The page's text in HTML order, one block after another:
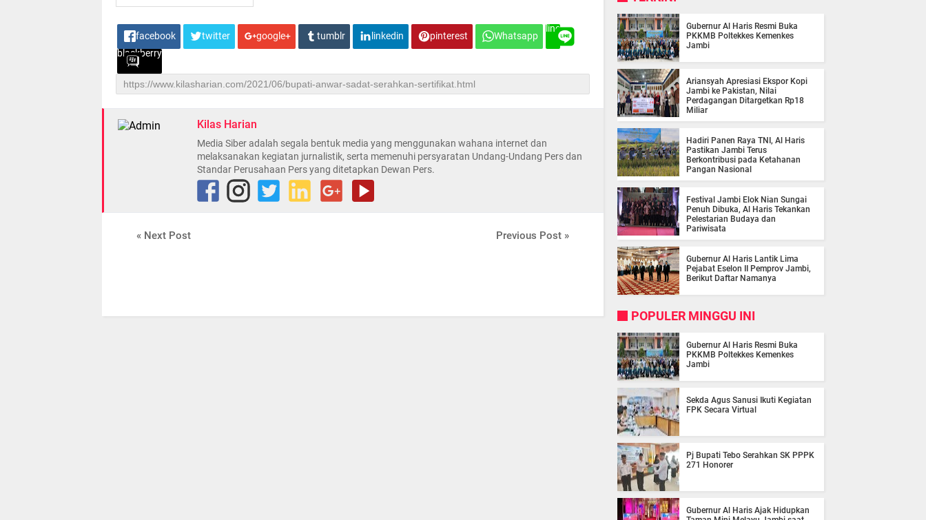
facebook twitter google+ tumblr linkedin pinterest Whatsapp
line
blackberry
Kilas Harian
Media Siber adalah segala bentuk media yang menggunakan wahana internet dan
melaksanakan kegiatan jurnalistik, serta memenuhi persyaratan Undang-Undang Pers dan
Standar Perusahaan Pers yang ditetapkan Dewan Pers.
« Next Post Previous Post »
Gubernur Al Haris Resmi Buka
PKKMB Poltekkes Kemenkes
Jambi
Ariansyah Apresiasi Ekspor Kopi
Jambi ke Pakistan, Nilai
Perdagangan Ditargetkan Rp18
Miliar
Hadiri Panen Raya TNI, Al Haris
Pastikan Jambi Terus
Berkontribusi pada Ketahanan
Pangan Nasional
Festival Jambi Elok Nian Sungai
Penuh Dibuka, Al Haris Tekankan
Pelestarian Budaya dan
Pariwisata
Gubernur Al Haris Lantik Lima
Pejabat Eselon II Pemprov Jambi,
Berikut Daftar Namanya
POPULER MINGGU INI
Gubernur Al Haris Resmi Buka
PKKMB Poltekkes Kemenkes
Jambi
Sekda Agus Sanusi Ikuti Kegiatan
FPK Secara Virtual
Pj Bupati Tebo Serahkan SK PPPK
271 Honorer
Gubernur Al Haris Ajak Hidupkan